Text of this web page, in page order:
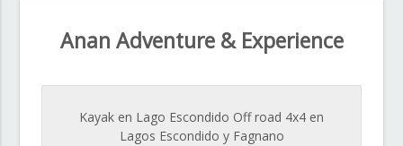
Anan Adventure & Experience
Kayak en Lago Escondido Off road 4x4 en
Lagos Escondido y Fagnano